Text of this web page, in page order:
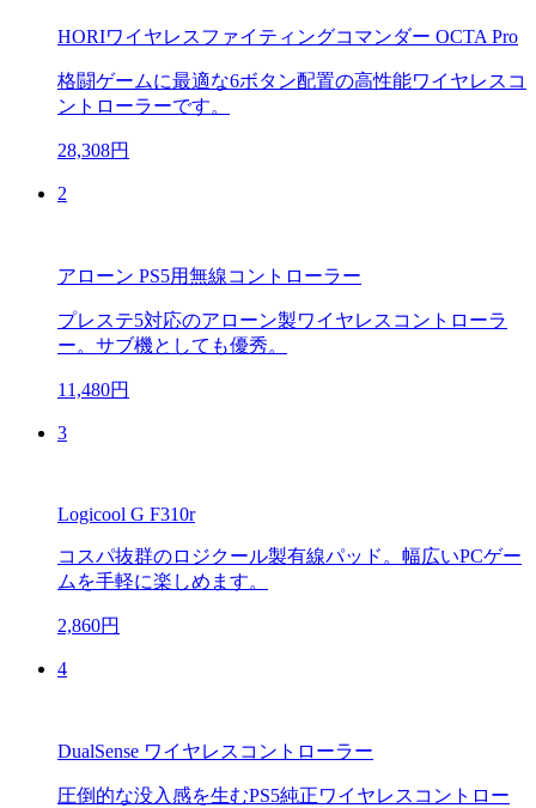
HORIワイヤレスファイティングコマンダー OCTA Pro
格闘ゲームに最適な6ボタン配置の高性能ワイヤレスコ
ントローラーです。
28,308円
2
アローン PS5用無線コントローラー
プレステ5対応のアローン製ワイヤレスコントローラ
ー。サブ機としても優秀。
11,480円
3
Logicool G F310r
コスパ抜群のロジクール製有線パッド。幅広いPCゲー
ムを手軽に楽しめます。
2,860円
4
DualSense ワイヤレスコントローラー
圧倒的な没入感を生むPS5純正ワイヤレスコントロー